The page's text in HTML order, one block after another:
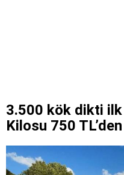
3.500 kök dikti ilk
Kilosu 750